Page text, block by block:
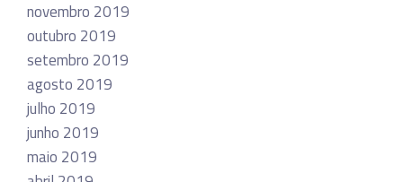
novembro 2019
outubro 2019
setembro 2019
agosto 2019
julho 2019
junho 2019
maio 2019